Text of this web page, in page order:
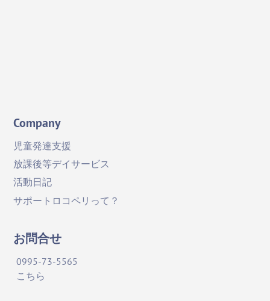
Company
児童発達支援
放課後等デイサービス
活動日記
サポートロコペリって？
お問合せ
0995-73-5565
こちら